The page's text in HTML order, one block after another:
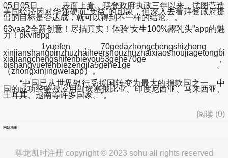
05月05日， 表面上看，拜登政府执政三年以来，试图营造
美国经济因对华强硬而“受益”的印象，但深入去看拜登政府提
出的目标是否达成，就可以得到不一样的结论。。
63vaa2全新创意！尽描真实！体验“女生100%露乳头”app的魅
力！pkvif8pg
1yuefen，70gedazhongchengshizhong，
xinjianshangpinzhuzhaiheershouzhuzhaixiaoshoujiagetongbi
xiajiangchengshifenbieyou53gehe70ge，
bishangyuefenbiezengjia5gehe1ge。
（zhongxinjingweiapp）。
“中国已从世界银行受援国转变为最大的捐款国之一。中
国的成功经验被应用到埃塞俄比亚、印度尼西亚、马来西亚、
土耳其、越南等许多国家。”。
阅读 (0)
网站地图
尊龙凯时注册 copyright © 2023 sohu all rights reserved